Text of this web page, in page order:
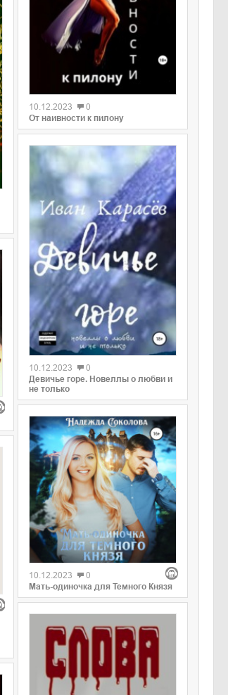
10.12.2023
0
От наивности к пилону
10.12.2023
0
Девичье горе. Новеллы о любви и
не только
0
10.12.2023
0
Мать-одиночка для Темного Князя